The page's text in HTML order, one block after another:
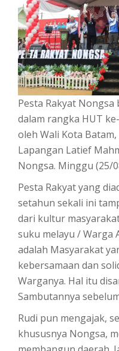
Pesta Rakyat
dalam rangka HUT
oleh Wali Kota
Lapangan Latief
Nongsa. Minggu (25/
Pesta Rakyat yang
setahun sekali ini
dari kultur
suku melayu / Warga
adalah Masyarakat
kebersamaan dan
Warganya. Hal itu
Sambutannya
Rudi pun mengajak,
khususnya Nongsa,